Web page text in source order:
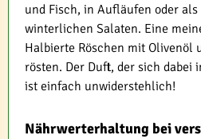
und Fisch, in Aufläufen oder
winterlichen Salaten. Eine
Halbierte Röschen mit Olivenöl
rösten. Der Duft, der sich dabei
ist einfach unwiderstehlich!
Nährwerterhaltung bei